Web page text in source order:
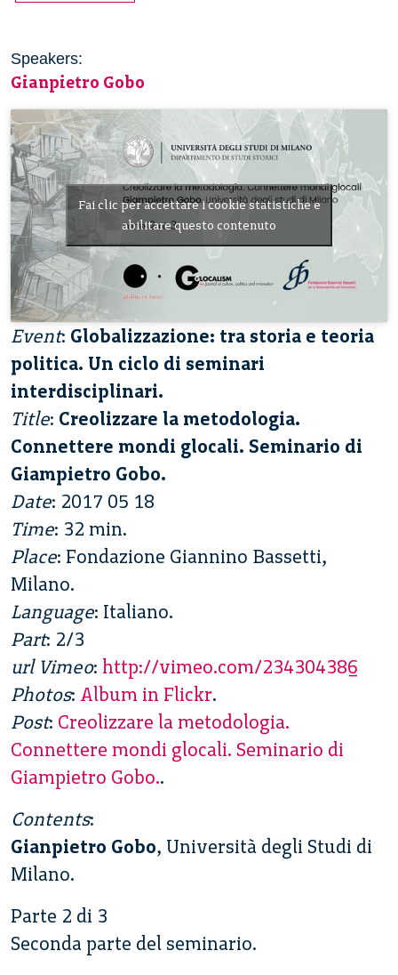
Speakers:
Gianpietro Gobo
Fai clic per accettare i cookie statistiche e
abilitare questo contenuto
Event: Globalizzazione: tra storia e teoria
politica. Un ciclo di seminari
interdisciplinari.
Title: Creolizzare la metodologia.
Connettere mondi glocali. Seminario di
Giampietro Gobo.
Date: 2017 05 18
Time: 32 min.
Place: Fondazione Giannino Bassetti,
Milano.
Language: Italiano.
Part: 2/3
url Vimeo: http://vimeo.com/234304386
Photos: Album in Flickr.
Post: Creolizzare la metodologia.
Connettere mondi glocali. Seminario di
Giampietro Gobo..
Contents:
Gianpietro Gobo, Università degli Studi di
Milano.
Parte 2 di 3
Seconda parte del seminario.